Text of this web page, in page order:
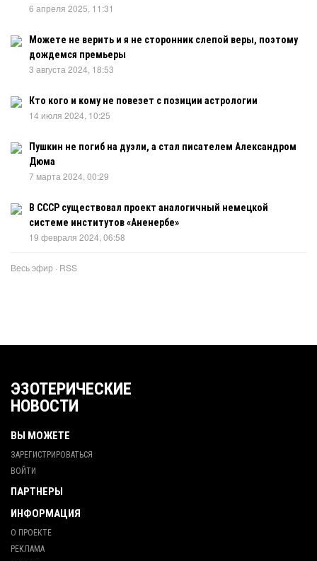
6 апреля 2025, 11:31
Можете не верить и я не сторонник слепой веры, поэтому
дождемся премьеры
3 августа 2024, 18:53
Кто кого и кому не повезет с позиции астрологии
14 июля 2024, 10:25
Пушкин не погиб на дуэли, а стал писателем Александром
Дюма
7 марта 2024, 00:29
В СССР существовал проект аналогичный немецкой
системе институтов «Аненербе»
19 февраля 2024, 06:58
Весь эфир · RSS
ЭЗОТЕРИЧЕСКИЕ
НОВОСТИ
ВЫ МОЖЕТЕ
ЗАРЕГИСТРИРОВАТЬСЯ
ВОЙТИ
ПАРТНЕРЫ
ИНФОРМАЦИЯ
О ПРОЕКТЕ
РЕКЛАМА